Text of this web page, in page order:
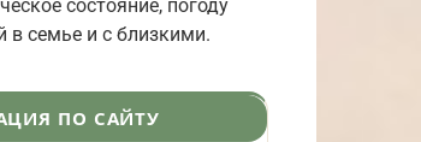
состояние, погоду
в семье и с близкими.
ПО САЙТУ